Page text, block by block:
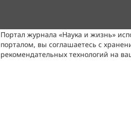
Портал журнала «Наука и жизнь»
порталом, вы соглашаетесь с
рекомендательных технологий на